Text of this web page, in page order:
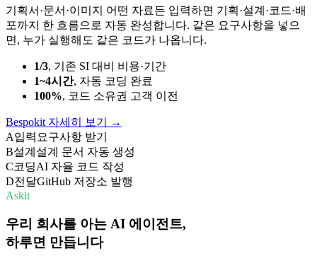
기획서·문서·이미지 어떤 자료든 입력하면 기획·설계·코드·배
포까지 한 흐름으로 자동 완성합니다. 같은 요구사항을 넣으
면, 누가 실행해도 같은 코드가 나옵니다.
1/3, 기존 SI 대비 비용·기간
1~4시간, 자동 코딩 완료
100%, 코드 소유권 고객 이전
Bespokit 자세히 보기
→
A입력 요구사항 받기
B설계 설계 문서 자동 생성
C코딩AI 자율 코드 작성
D전달GitHub 저장소 발행
Askit
우리 회사를 아는 AI 에이전트,
하루면 만듭니다